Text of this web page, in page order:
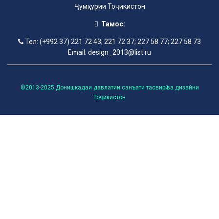
Ҷумҳурии Тоҷикистон
Тамос:
Тел: (+992 37) 221 72 43; 221 72 37; 227 58 77; 227 58 73
Email: design_2013@list.ru
©2013-2025 Донишкадаи давлатии санъати тасвирӣ ва дизайни
Тоҷикистон